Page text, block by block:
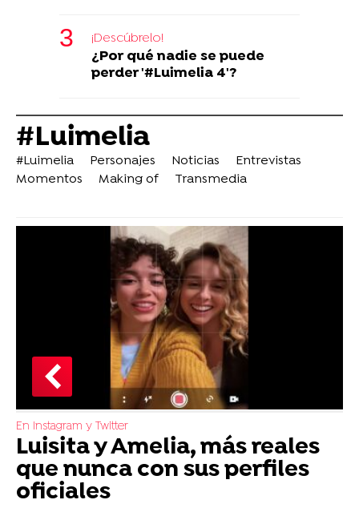
¡Descúbrelo!
¿Por qué nadie se puede
perder '#Luimelia 4'?
#Luimelia
#Luimelia Personajes Noticias
Entrevistas
Momentos
Making of Transmedia
En Instagram y Twitter
Luisita y Amelia, más reales
que nunca con sus perfiles
oficiales